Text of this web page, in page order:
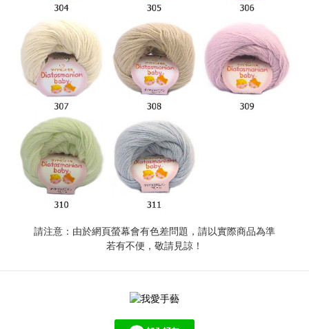
請注意：由於網頁螢幕會有色差問題，請以實際商品為準
若有不便，敬請見諒！